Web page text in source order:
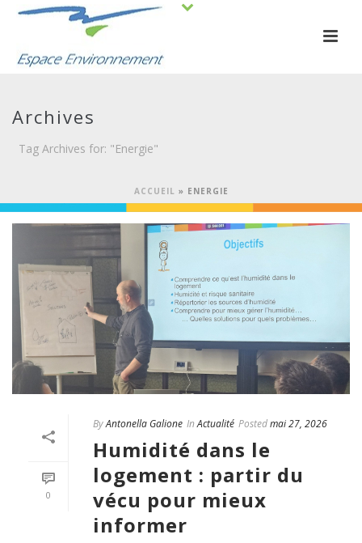
Archives
Tag Archives for: "Energie"
ACCUEIL » ENERGIE
0
ByAntonella Galione In Actualité Postedmai 27, 2026
Humidité dans le
logement : partir du
vécu pour mieux
informer